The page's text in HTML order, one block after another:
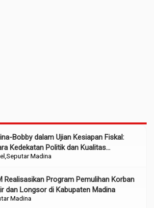
Seputar Madina
Bobby dalam Ujian Kesiapan Fiskal:
Kedekatan Politik dan Kualitas
Madina
Realisasikan Program Pemulihan Korban
dan Longsor di Kabupaten Madina